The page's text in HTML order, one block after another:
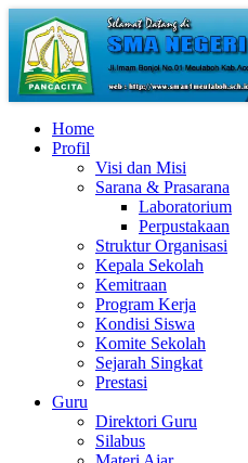
Home
Profil
Visi dan Misi
Sarana & Prasarana
Laboratorium
Perpustakaan
Struktur Organisasi
Kepala Sekolah
Kemitraan
Program Kerja
Kondisi Siswa
Komite Sekolah
Sejarah Singkat
Prestasi
Guru
Direktori Guru
Silabus